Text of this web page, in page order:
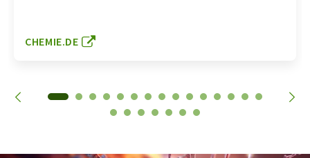
CHEMIE.DE